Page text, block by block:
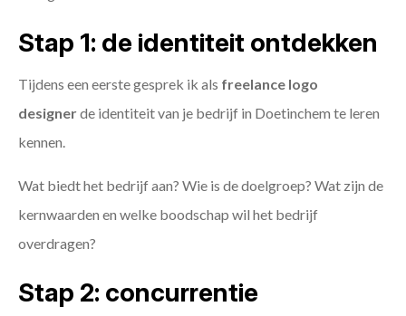
Stap 1: de identiteit ontdekken
Tijdens een eerste gesprek ik als freelance logo
designerde identiteit van je bedrijf in Doetinchem te leren
kennen.
Wat biedt het bedrijf aan? Wie is de doelgroep? Wat zijn de
kernwaarden en welke boodschap wil het bedrijf
overdragen?
Stap 2: concurrentie